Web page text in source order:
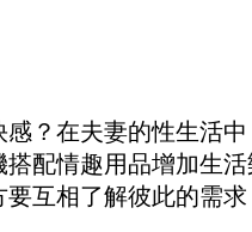
感？在夫妻的性生活
搭配情趣用品增加生
互相了解彼此的需